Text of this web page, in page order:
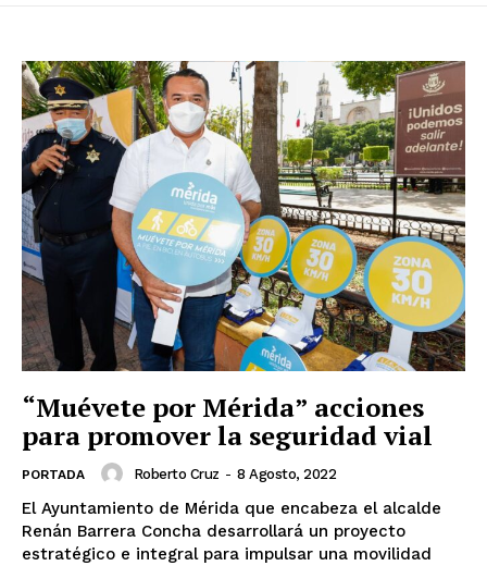
“Muévete por Mérida” acciones
para promover la seguridad vial
PORTADA Roberto Cruz - 8 Agosto, 2022
El Ayuntamiento de Mérida que encabeza el alcalde
Renán Barrera Concha desarrollará un proyecto
estratégico e integral para impulsar una movilidad